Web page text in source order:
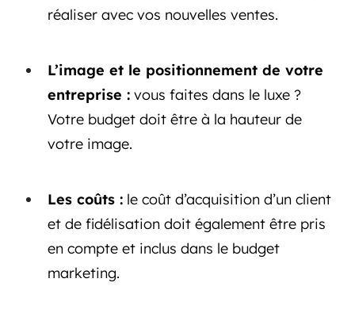
réaliser avec vos nouvelles ventes.
L’image et le positionnement de votre
entreprise : vous faites dans le luxe ?
Votre budget doit être à la hauteur de
votre image.
Les coûts : le coût d’acquisition d’un client
et de fidélisation doit également être pris
en compte et inclus dans le budget
marketing.